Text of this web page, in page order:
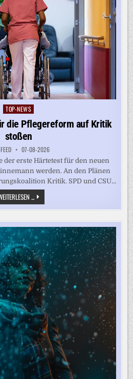
Posted
TOP-NEWS
die Pflegereform auf Kritik
stoßen
07-08-2026
der erste Härtetest für den neuen
werden. An den Plänen
Kritik. SPD und CSU...
... WARUM
DIE
PLÄNE
DIE
PFLEGEREFORM
AUF
KRITIK
STOSSEN